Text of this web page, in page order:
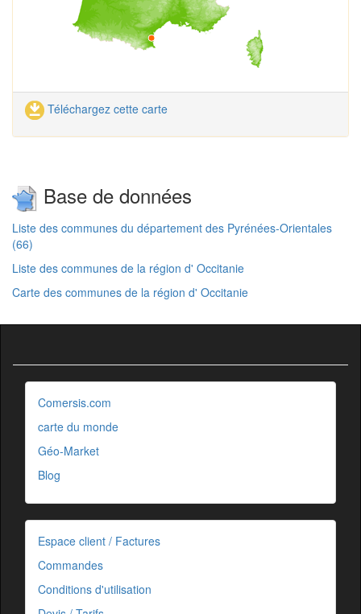
Téléchargez cette carte
Base de données
Liste des communes du département des Pyrénées-Orientales
(66)
Liste des communes de la région d' Occitanie
Carte des communes de la région d' Occitanie
Comersis.com
carte du monde
Géo-Market
Blog
Espace client / Factures
Commandes
Conditions d'utilisation